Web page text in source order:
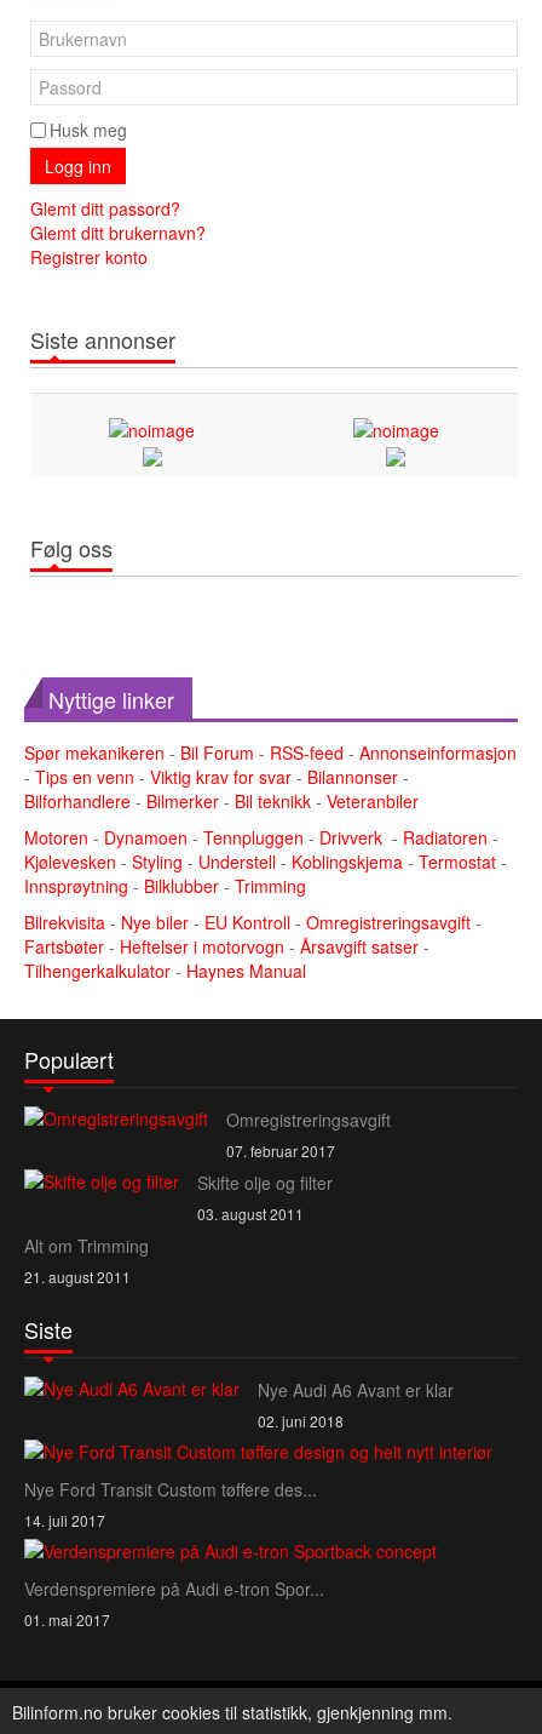
Husk meg
Logg inn
Glemt ditt passord?
Glemt ditt brukernavn?
Registrer konto
Siste annonser
Følg oss
Nyttige linker
Spør mekanikeren - Bil Forum - RSS-feed - Annonseinformasjon
- Tips en venn - Viktig krav for svar - Bilannonser -
Bilforhandlere - Bilmerker - Bil teknikk - Veteranbiler
Motoren - Dynamoen - Tennpluggen - Drivverk - Radiatoren -
Kjølevesken - Styling - Understell - Koblingskjema - Termostat -
Innsprøytning - Bilklubber - Trimming
Bilrekvisita - Nye biler - EU Kontroll - Omregistreringsavgift -
Fartsbøter - Heftelser i motorvogn - Årsavgift satser -
Tilhengerkalkulator - Haynes Manual
Populært
Omregistreringsavgift
07. februar 2017
Skifte olje og filter
03. august 2011
Alt om Trimming
21. august 2011
Siste
Nye Audi A6 Avant er klar
02. juni 2018
Nye Ford Transit Custom tøffere des...
14. juli 2017
Verdenspremiere på Audi e‑tron Spor...
01. mai 2017
Copyright © 2026 Bilinform. All Rights Reserved.
Bilinform.no bruker cookies til statistikk, gjenkjenning mm.